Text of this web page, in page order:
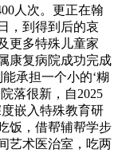
人次。更正在翰
，到得到后的哀
更多特殊儿童家
康复病院成功完成
承担一个小的‘糊
落很新，自2025
嵌入特殊教育研
饭，借帮辅帮学步
艺术医治室，吃两